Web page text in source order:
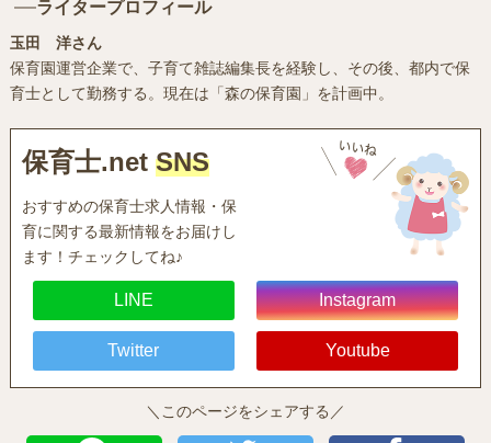
ライタープロフィール
玉田 洋さん
保育園運営企業で、子育て雑誌編集長を経験し、その後、都内で保
育士として勤務する。現在は「森の保育園」を計画中。
保育士.net SNS
おすすめの保育士求人情報・保
育に関する最新情報をお届けし
ます！チェックしてね♪
LINE Instagram
Twitter Youtube
＼このページをシェアする／